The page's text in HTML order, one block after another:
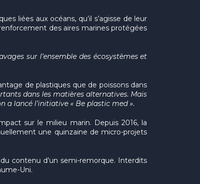
liées aux océans, qu’il s’agisse de leur
des aires marines protégées
sur l’ensemble des écosystèmes et
de plastiques que de poissons dans
dans les matières alternatives. Mais
a lancé l’initiative « Be plastic med ».
sur le milieu marin. Depuis 2016, la
une quinzaine de micro-projets
contenu d’un semi-remorque. Interdits
Uni.